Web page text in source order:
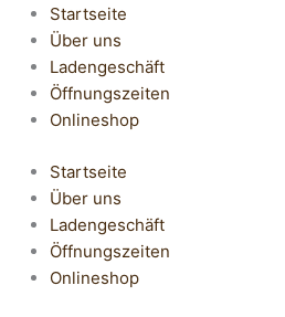
Startseite
Über uns
Ladengeschäft
Öffnungszeiten
Onlineshop
Startseite
Über uns
Ladengeschäft
Öffnungszeiten
Onlineshop